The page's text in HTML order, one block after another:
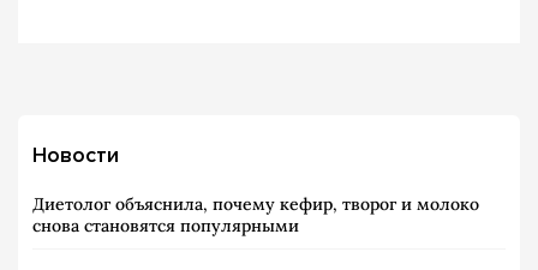
Новости
Диетолог объяснила, почему кефир, творог и молоко
снова становятся популярными